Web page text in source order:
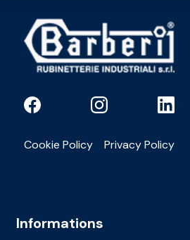
Cookie Policy Privacy Policy
Informations